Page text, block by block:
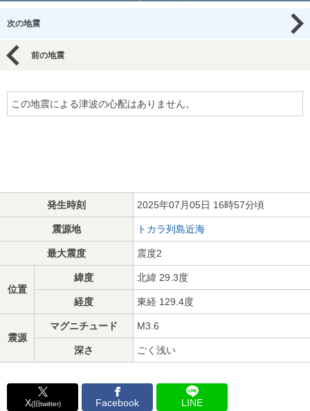
次の地震
前の地震
この地震による津波の心配はありません。
発生時刻 2025年07月05日 16時57分頃
震源地 トカラ列島近海
最大震度 震度2
位置
緯度 北緯 29.3度
経度 東経 129.4度
震源
マグニチュード M3.6
深さ ごく浅い
X(旧twitter) Facebook LINE